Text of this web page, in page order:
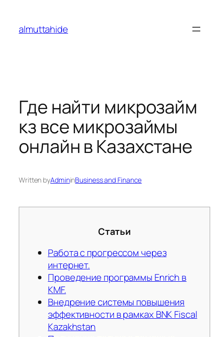
content
almuttahide
Где найти микрозайм
кз все микрозаймы
онлайн в Казахстане
Written byAdmininBusiness and Finance
Статьи
Работа с прогрессом через
интернет.
Проведение программы Enrich в
KMF.
Внедрение системы повышения
эффективности в рамках BNK Fiscal
Kazakhstan